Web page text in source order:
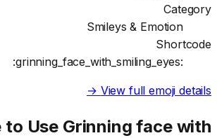
Category
Smileys & Emotion
Shortcode
:grinning_face_with_smiling_eyes:
View full emoji details →
to Use Grinning face with